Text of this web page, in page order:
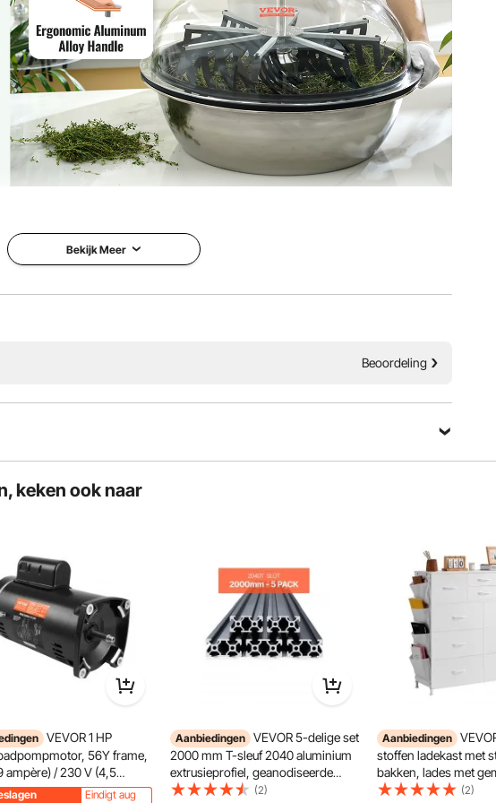
zorgt voor onberispelijk verzorgde toppen met behoud van de
integriteit van de toppen.
aandacht aan veiligheid en gezondheid met zijn goed ontworpen
die de juiste houding ondersteunen en vermoeidheid voorkomen
Bekijk Meer
Beoordeling
keken ook naar
VEVOR 1 HP
56Y frame,
ampère) / 230 V (4,5
3450 tpm, 60 Hz, 1,25
Eindigt aug
Aanbiedingen VEVOR 5-delige set
2000 mm T-sleuf 2040 aluminium
extrusieprofiel, geanodiseerde
lineaire rail volgens Europese
(2)
Aanbiedingen
stoffen ladekast met
bakken, lades met
trekken handgreep en
(2)